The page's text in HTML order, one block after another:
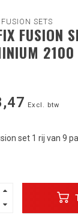
SETS
FUSION
2100
Excl. btw
set 1 rij van 9